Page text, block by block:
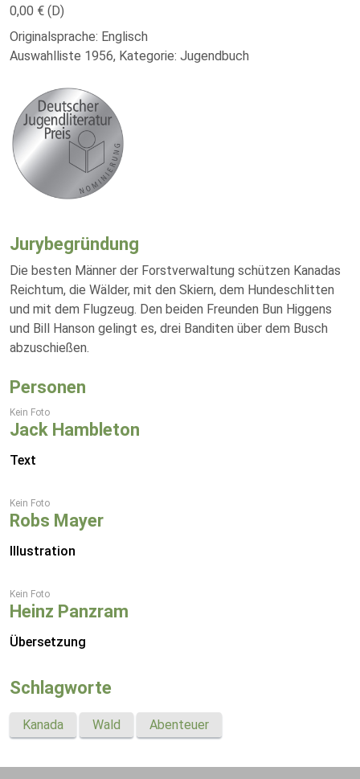
0,00 € (D)
Originalsprache: Englisch
Auswahlliste 1956, Kategorie: Jugendbuch
Jurybegründung
Die besten Männer der Forstverwaltung schützen Kanadas
Reichtum, die Wälder, mit den Skiern, dem Hundeschlitten
und mit dem Flugzeug. Den beiden Freunden Bun Higgens
und Bill Hanson gelingt es, drei Banditen über dem Busch
abzuschießen.
Personen
Kein Foto
Jack Hambleton
Text
Kein Foto
Robs Mayer
Illustration
Kein Foto
Heinz Panzram
Übersetzung
Schlagworte
Kanada Wald Abenteuer